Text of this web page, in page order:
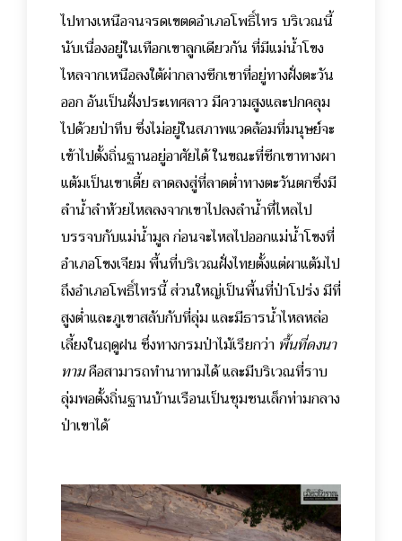
ไปทางเหนือจนจรดเขตดอำเภอโพธิ์ไทร บริเวณนี้
นับเนื่องอยู่ในเทือกเขาลูกเดียวกัน ที่มีแม่น้ำโขง
ไหลจากเหนือลงใต้ผ่ากลางซีกเขาที่อยู่ทางฝั่งตะวัน
ออก อันเป็นฝั่งประเทศลาว มีความสูงและปกคลุม
ไปด้วยป่าทึบ ซึ่งไม่อยู่ในสภาพแวดล้อมที่มนุษย์จะ
เข้าไปตั้งถิ่นฐานอยู่อาศัยได้ ในขณะที่ซีกเขาทางผา
แต้มเป็นเขาเตี้ย ลาดลงสู่ที่ลาดต่ำทางตะวันตกซึ่งมี
ลำน้ำลำห้วยไหลลงจากเขาไปลงลำน้ำที่ไหลไป
บรรจบกับแม่น้ำมูล ก่อนจะไหลไปออกแม่น้ำโขงที่
อำเภอโขงเจียม พื้นที่บริเวณฝั่งไทยตั้งแต่ผาแต้มไป
ถึงอำเภอโพธิ์ไทรนี้ ส่วนใหญ่เป็นพื้นที่ป่าโปร่ง มีที่
สูงต่ำและภูเขาสลับกับที่ลุ่ม และมีธารน้ำไหลหล่อ
เลี้ยงในฤดูฝน ซึ่งทางกรมป่าไม้เรียกว่า พื้นที่ดงนา
ทามคือสามารถทำนาทามได้ และมีบริเวณที่ราบ
ลุ่มพอตั้งถิ่นฐานบ้านเรือนเป็นชุมชนเล็กท่ามกลาง
ป่าเขาได้